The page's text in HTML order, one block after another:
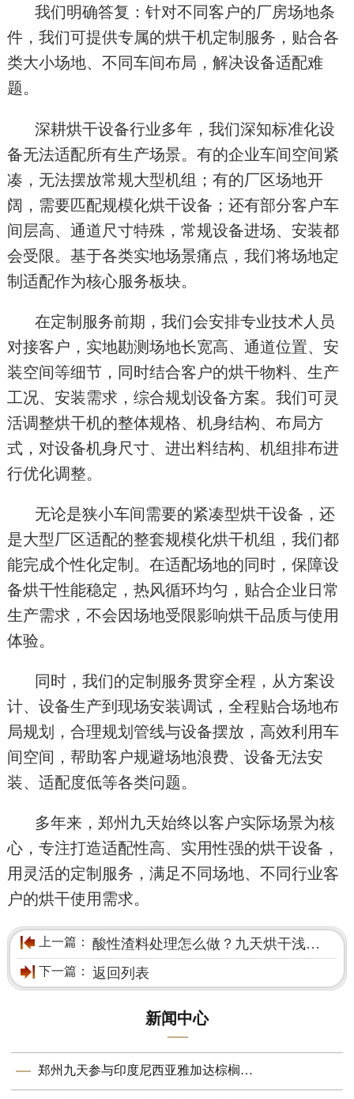
我们明确答复：针对不同客户的厂房场地条
件，我们可提供专属的烘干机定制服务，贴合各
类大小场地、不同车间布局，解决设备适配难
题。
深耕烘干设备行业多年，我们深知标准化设
备无法适配所有生产场景。有的企业车间空间紧
凑，无法摆放常规大型机组；有的厂区场地开
阔，需要匹配规模化烘干设备；还有部分客户车
间层高、通道尺寸特殊，常规设备进场、安装都
会受限。基于各类实地场景痛点，我们将场地定
制适配作为核心服务板块。
在定制服务前期，我们会安排专业技术人员
对接客户，实地勘测场地长宽高、通道位置、安
装空间等细节，同时结合客户的烘干物料、生产
工况、安装需求，综合规划设备方案。我们可灵
活调整烘干机的整体规格、机身结构、布局方
式，对设备机身尺寸、进出料结构、机组排布进
行优化调整。
无论是狭小车间需要的紧凑型烘干设备，还
是大型厂区适配的整套规模化烘干机组，我们都
能完成个性化定制。在适配场地的同时，保障设
备烘干性能稳定，热风循环均匀，贴合企业日常
生产需求，不会因场地受限影响烘干品质与使用
体验。
同时，我们的定制服务贯穿全程，从方案设
计、设备生产到现场安装调试，全程贴合场地布
局规划，合理规划管线与设备摆放，高效利用车
间空间，帮助客户规避场地浪费、设备无法安
装、适配度低等各类问题。
多年来，郑州九天始终以客户实际场景为核
心，专注打造适配性高、实用性强的烘干设备，
用灵活的定制服务，满足不同场地、不同行业客
户的烘干使用需求。
上一篇： 酸性渣料处理怎么做？九天烘干浅谈甜菜渣防腐处理方案
下一篇： 返回列表
新闻中心
郑州九天参与印度尼西亚雅加达棕榈展交流活动